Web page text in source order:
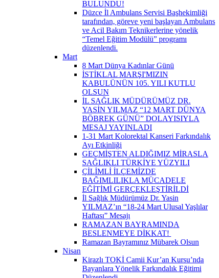
BULUNDU!
Düzce İl Ambulans Servisi Başhekimliği
tarafından, göreve yeni başlayan Ambulans
ve Acil Bakım Teknikerlerine yönelik
“Temel Eğitim Modülü” programı
düzenlendi.
Mart
8 Mart Dünya Kadınlar Günü
İSTİKLAL MARŞI'MIZIN
KABULÜNÜN 105. YILI KUTLU
OLSUN
İL SAĞLIK MÜDÜRÜMÜZ DR.
YASİN YILMAZ “12 MART DÜNYA
BÖBREK GÜNÜ” DOLAYISIYLA
MESAJ YAYINLADI
1-31 Mart Kolorektal Kanseri Farkındalık
Ayı Etkinliği
GEÇMİŞTEN ALDIĞIMIZ MİRASLA
SAĞLIKLI TÜRKİYE YÜZYILI
ÇİLİMLİ İLÇEMİZDE
BAĞIMLILIKLA MÜCADELE
EĞİTİMİ GERÇEKLEŞTİRİLDİ
İl Sağlık Müdürümüz Dr. Yasin
YILMAZ’ın “18-24 Mart Ulusal Yaşlılar
Haftası” Mesajı
RAMAZAN BAYRAMINDA
BESLENMEYE DİKKAT! ​
Ramazan Bayramınız Mübarek Olsun
Nisan
Kirazlı TOKİ Camii Kur’an Kursu’nda
Bayanlara Yönelik Farkındalık Eğitimi